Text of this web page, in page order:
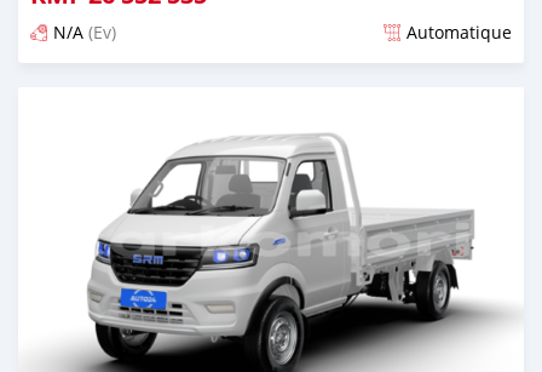
N/A (Ev) Automatique